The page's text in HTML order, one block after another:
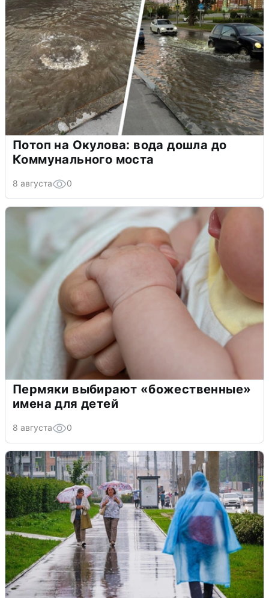
Потоп на Окулова: вода дошла до
Коммунального моста
8 августа 0
Пермяки выбирают «божественные»
имена для детей
8 августа 0